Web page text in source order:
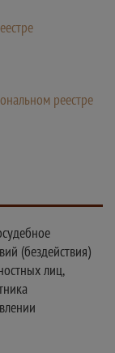
реестре
(бездействия)
лиц,